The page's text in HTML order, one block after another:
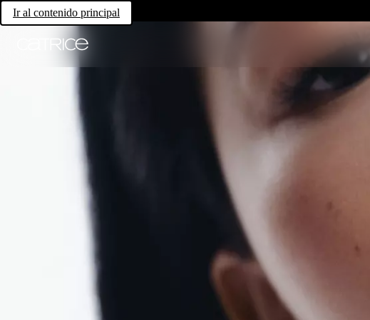
Ir al contenido principal